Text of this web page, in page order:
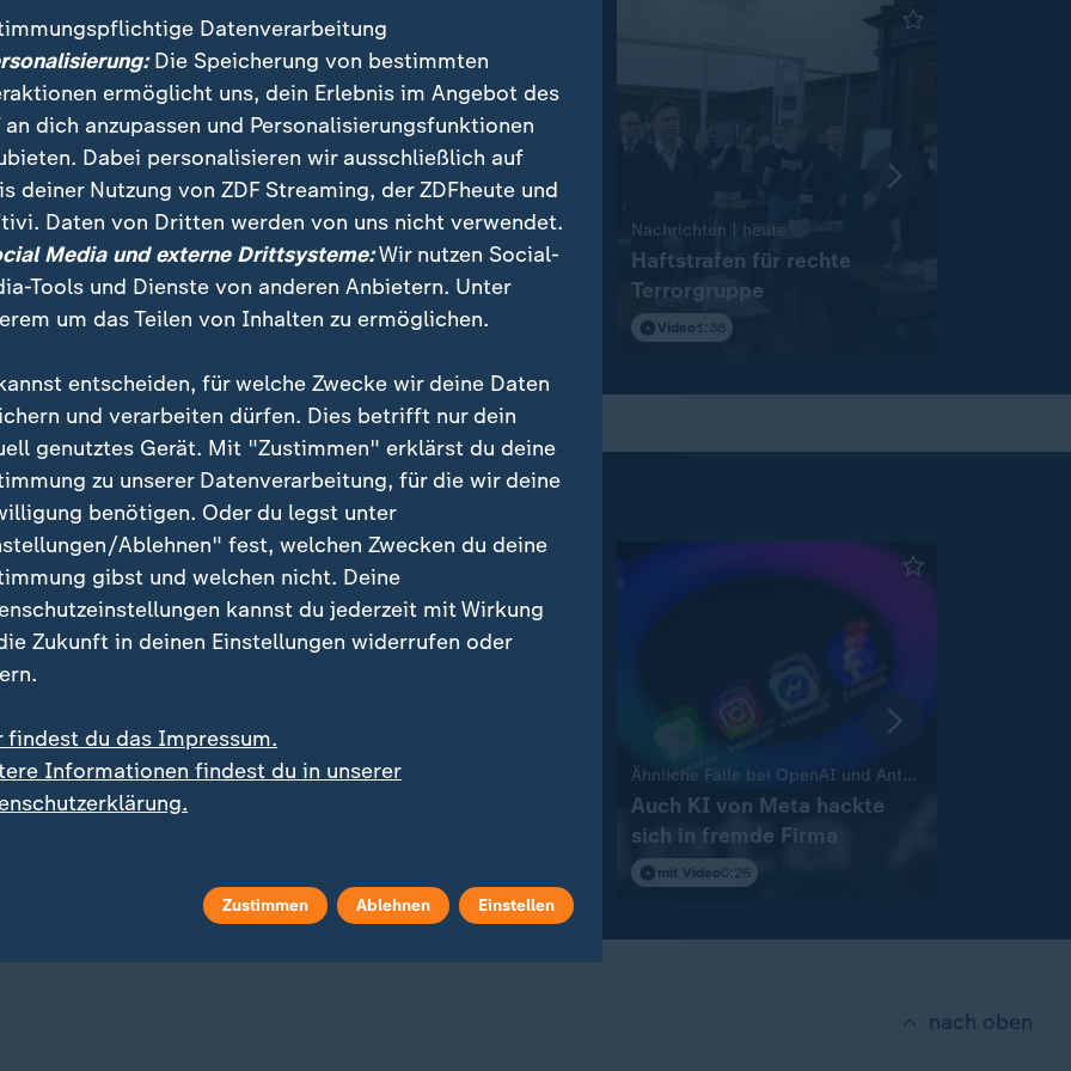
| heute
Prävention für
1:32
Nachrichten | heute
Andauernde Angriffe
Russlands auf die Ukraine
Video 1:38
Nachrichten | heute
Haftstrafen für rechte
Terrorgruppe
Video 1:38
einer schwierigen Saison:
"Ich habe es
Aus beim Masters in Montreal Ähnliche Fälle bei OpenAI und Anthropic
Auch KI von Meta hackte
sich in fremde Firma
mit Video0:26
nach oben
Datenverarbeitung
Die Speicherung von bestimmten
ermöglicht uns, dein Erlebnis im Angebot des
an dich anzupassen und Personalisierungsfunktionen
Dabei personalisieren wir ausschließlich auf
deiner Nutzung von ZDF Streaming, der ZDFheute und
Daten von Dritten werden von uns nicht verwendet.
Media und externe Drittsysteme:Wir nutzen Social-
Tools und Dienste von anderen Anbietern. Unter
um das Teilen von Inhalten zu ermöglichen.
entscheiden, für welche Zwecke wir deine Daten
und verarbeiten dürfen. Dies betrifft nur dein
genutztes Gerät. Mit "Zustimmen" erklärst du deine
zu unserer Datenverarbeitung, für die wir deine
benötigen. Oder du legst unter
Ablehnen" fest, welchen Zwecken du deine
gibst und welchen nicht. Deine
kannst du jederzeit mit Wirkung
Zukunft in deinen Einstellungen widerrufen oder
findest du das Impressum.
Informationen findest du in unserer
Zustimmen Ablehnen Einstellen